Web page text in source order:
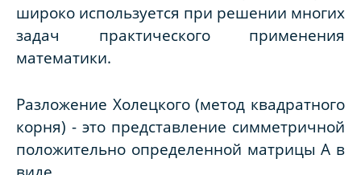
широко используется при решении многих
задач практического применения
математики.
Разложение Холецкого (метод квадратного
корня) - это представление симметричной
положительно определенной матрицыA в